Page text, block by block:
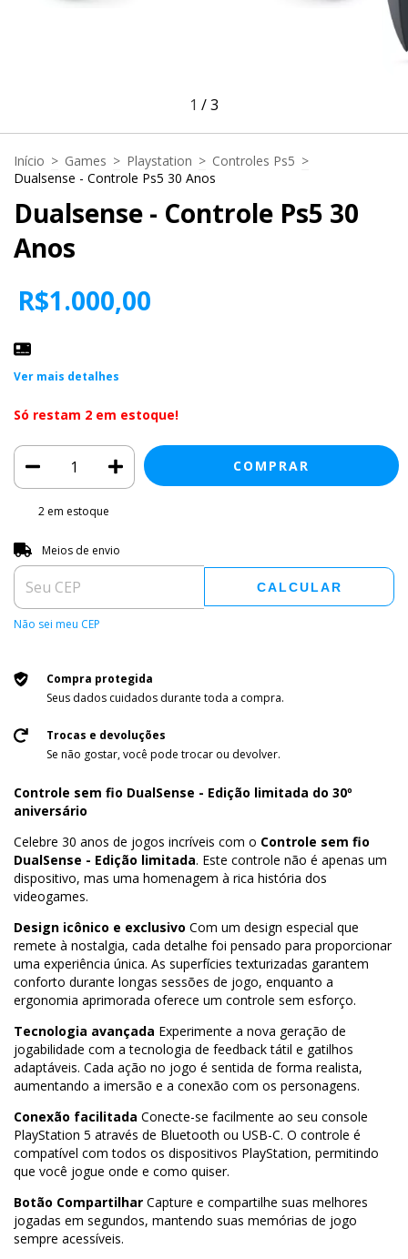
1 /3
Início > Games > Playstation > Controles Ps5 >
Dualsense - Controle Ps5 30 Anos
Dualsense - Controle Ps5 30
Anos
R$1.000,00
Ver mais detalhes
Só restam 2 em estoque!
2 em estoque
Entregas para o CEP:
Meios de envio
CALCULAR
Não sei meu CEP
Compra protegida
Seus dados cuidados durante toda a compra.
Trocas e devoluções
Se não gostar, você pode trocar ou devolver.
Controle sem fio DualSense - Edição limitada do 30º
aniversário
Celebre 30 anos de jogos incríveis com o Controle sem fio
DualSense - Edição limitada. Este controle não é apenas um
dispositivo, mas uma homenagem à rica história dos
videogames.
Design icônico e exclusivo Com um design especial que
remete à nostalgia, cada detalhe foi pensado para proporcionar
uma experiência única. As superfícies texturizadas garantem
conforto durante longas sessões de jogo, enquanto a
ergonomia aprimorada oferece um controle sem esforço.
Tecnologia avançada Experimente a nova geração de
jogabilidade com a tecnologia de feedback tátil e gatilhos
adaptáveis. Cada ação no jogo é sentida de forma realista,
aumentando a imersão e a conexão com os personagens.
Conexão facilitada Conecte-se facilmente ao seu console
PlayStation 5 através de Bluetooth ou USB-C. O controle é
compatível com todos os dispositivos PlayStation, permitindo
que você jogue onde e como quiser.
Botão Compartilhar Capture e compartilhe suas melhores
jogadas em segundos, mantendo suas memórias de jogo
sempre acessíveis.